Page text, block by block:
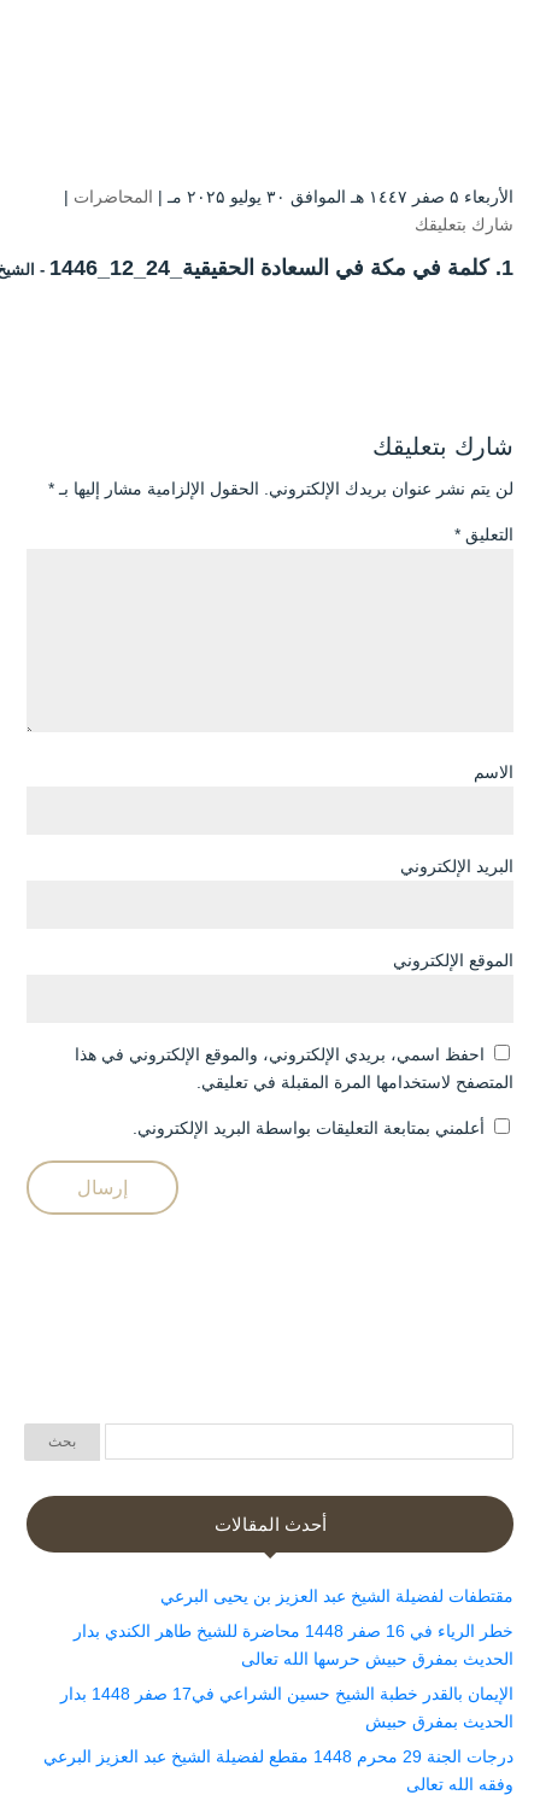
الأربعاء ۵ صفر ۱٤٤۷ هـ الموافق ۳۰ يوليو ۲۰۲۵ مـ | المحاضرات |
شارك بتعليقك
1. كلمة في مكة في السعادة الحقيقية_24_12_1446 -
شارك بتعليقك
لن يتم نشر عنوان بريدك الإلكتروني. الحقول الإلزامية مشار إليها بـ *
التعليق *
الاسم
البريد الإلكتروني
الموقع الإلكتروني
احفظ اسمي، بريدي الإلكتروني، والموقع الإلكتروني في هذا
المتصفح لاستخدامها المرة المقبلة في تعليقي.
أعلمني بمتابعة التعليقات بواسطة البريد الإلكتروني.
أحدث المقالات
مقتطفات لفضيلة الشيخ عبد العزيز بن يحيى البرعي
خطر الرياء في 16 صفر 1448 محاضرة للشيخ طاهر الكندي بدار
الحديث بمفرق حبيش حرسها الله تعالى
الإيمان بالقدر خطبة الشيخ حسين الشراعي في17 صفر 1448 بدار
الحديث بمفرق حبيش
درجات الجنة 29 محرم 1448 مقطع لفضيلة الشيخ عبد العزيز البرعي
وفقه الله تعالى